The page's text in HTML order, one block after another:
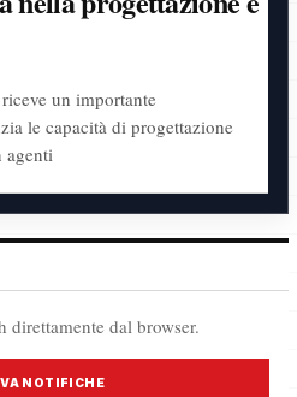
un importante
le capacità di progettazione
agenti
direttamente dal browser.
NOTIFICHE